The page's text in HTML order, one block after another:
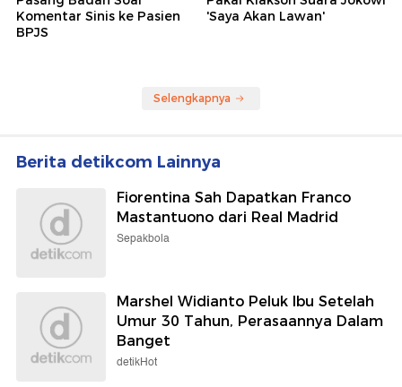
Komentar Sinis ke Pasien
BPJS
'Saya Akan Lawan'
Selengkapnya
Berita detikcom Lainnya
Fiorentina Sah Dapatkan Franco
Mastantuono dari Real Madrid
Sepakbola
Marshel Widianto Peluk Ibu Setelah
Umur 30 Tahun, Perasaannya Dalam
Banget
detikHot